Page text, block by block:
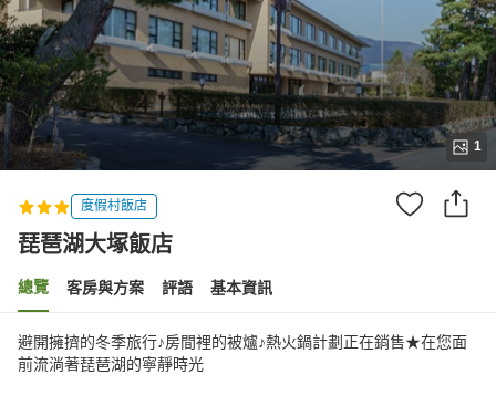
1
度假村飯店
琵琶湖大塚飯店
總覽 客房與方案 評語 基本資訊
避開擁擠的冬季旅行♪房間裡的被爐♪熱火鍋計劃正在銷售★在您面
前流淌著琵琶湖的寧靜時光